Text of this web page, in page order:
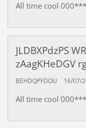
All time cool
JLDBXPdzPS
zAagKHeDGV
BEHDQPFDOU 16/07/
All time cool